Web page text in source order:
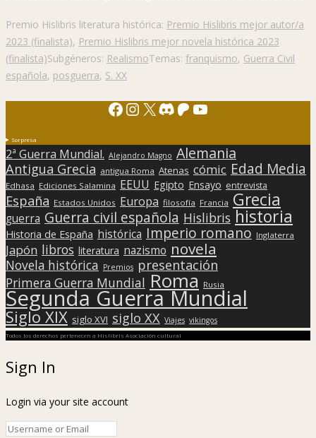
Premio Hislibris literatura histórica: Premio Hislibris mejor autor/a
2023 (finalista), Premio Hislibris mejor novela histórica 2023
(finalista)Subgéneros: RealismoTemas: franquismo, Guerra Civil
española, posguerra, S. XX
Facebook
Instagram
X Discord
Patreon
YouTube
Sorpresa
2ª Guerra Mundial. Alejandro Magno Alemania
Antigua Grecia antigua Roma Atenas cómic Edad Media
Edhasa Ediciones Salamina EEUU Egipto Ensayo entrevista
España Estados Unidos Europa filosofía Francia Grecia
guerra Guerra civil española Hislibris historia
Historia de España histórica Imperio romano Inglaterra
Japón libros literatura nazismo novela
Novela histórica Premios presentación
Primera Guerra Mundial Roma Rusia
Segunda Guerra Mundial
Siglo XIX siglo XVI siglo XX Viajes vikingos
Todos los derechos pertenecen a Hislibris Asociación cultural
Sign In
Login via your site account